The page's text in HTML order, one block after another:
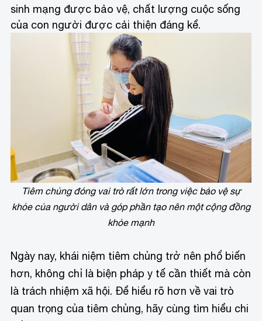
sinh mạng được bảo vệ, chất lượng cuộc sống
của con người được cải thiện đáng kể.
Tiêm chủng đóng vai trò rất lớn trong việc bảo vệ sự
khỏe của người dân và góp phần tạo nên một cộng đồng
khỏe mạnh
Ngày nay, khái niệm tiêm chủng trở nên phổ biến
hơn, không chỉ là biện pháp y tế cần thiết mà còn
là trách nhiệm xã hội. Để hiểu rõ hơn về vai trò
quan trọng của tiêm chủng, hãy cùng tìm hiểu chi